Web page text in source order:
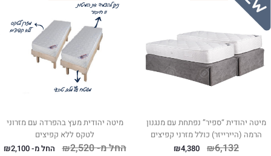
מיטה יהודית “ספיר” נפתחת עם מנגנון
הרמה (היירייזר) כולל מזרני קפיצים
₪6,132
₪4,380
מיטה יהודית מעץ בהפרדה עם מזרוני
לטקס ללא קפיצים
החל מ- ₪2,520 החל מ- ₪2,100